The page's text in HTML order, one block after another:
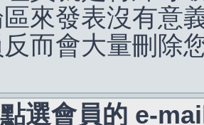
來發表沒有意
而會大量刪除
選會員的 e-